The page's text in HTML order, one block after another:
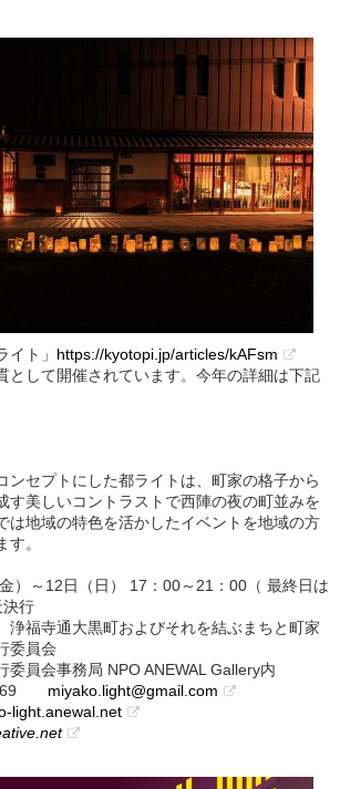
ト」 https://kyotopi.jp/articles/kAFsm
として開催されています。今年の詳細は下記
ンセプトにした都ライトは、町家の格子から
す美しいコントラストで西陣の夜の町並みを
は地域の特色を活かしたイベントを地域の方
。
）～12日（日） 17：00～21：00（ 最終日は
行
福寺通大黒町およびそれを結ぶまちと町家
委員会
委員会事務局 NPO ANEWAL Gallery内
miyako.light@gmail.com
light.anewal.net